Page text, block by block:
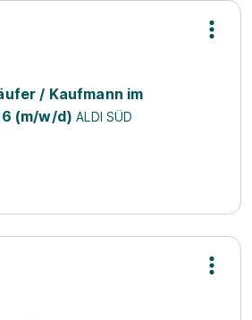
/ Kaufmann im
(m/w/d) ALDI SÜD